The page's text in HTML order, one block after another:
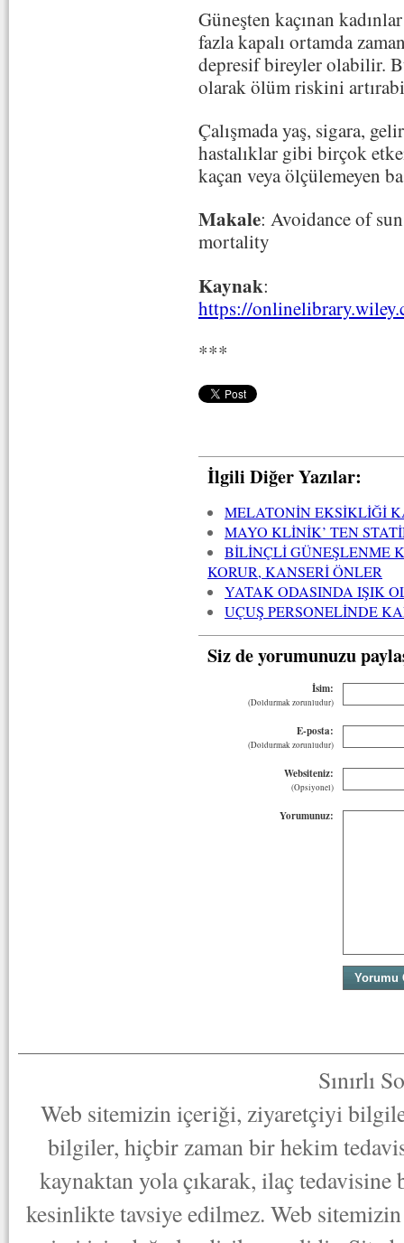
Güneşten kaçınan
fazla kapalı ortamda
depresif bireyler olabilir.
olarak ölüm riskini
Çalışmada yaş, sigara,
hastalıklar gibi birçok
kaçan veya ölçülemeyen
Makale: Avoidance of
mortality
Kaynak:
https://
***
İlgili Diğer Yazılar:
MELATONİN EKSİKLİĞİ
MAYO KLİNİK’ TEN
BİLİNÇLİ GÜNEŞLENME
KORUR, KANSERİ ÖNLER
YATAK ODASINDA IŞIK
UÇUŞ PERSONELİNDE
Siz de yorumunuzu
İsim:
(Doldurmak zorunludur)
E-posta:
(Doldurmak zorunludur)
Websiteniz:
(Opsiyonel)
Yorumunuz:
Sınırlı
Web sitemizin içeriği, ziyaretçiyi
bilgiler, hiçbir zaman bir hekim
kaynaktan yola çıkarak, ilaç
kesinlikte tavsiye edilmez. Web